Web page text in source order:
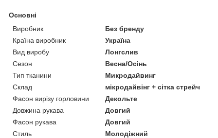
Основні
Виробник
Без бренду
Країна виробник
Україна
Вид виробу
Лонгслив
Сезон
Весна/Осінь
Тип тканини
Микродайвинг
Склад
мікродайвінг + сітка стрейч
Фасон вирізу горловини
Декольте
Довжина рукава
Довгий
Фасон рукава
Довгий
Стиль
Молодіжний